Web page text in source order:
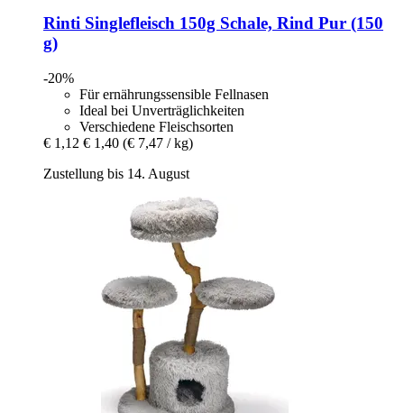
Rinti Singlefleisch 150g Schale, Rind Pur (150
g)
-20%
Für ernährungssensible Fellnasen
Ideal bei Unverträglichkeiten
Verschiedene Fleischsorten
€ 1,12 € 1,40 (€ 7,47 / kg)
Zustellung bis 14. August